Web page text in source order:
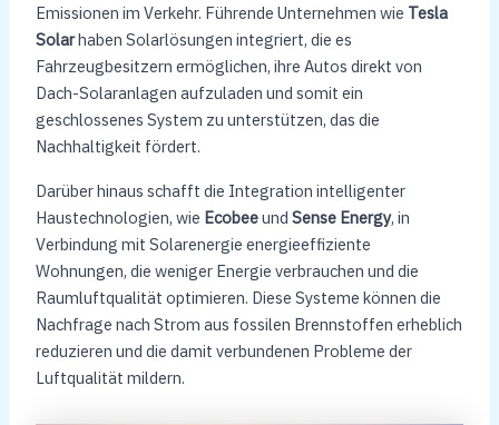
Emissionen im Verkehr. Führende Unternehmen wie Tesla
Solarhaben Solarlösungen integriert, die es
Fahrzeugbesitzern ermöglichen, ihre Autos direkt von
Dach-Solaranlagen aufzuladen und somit ein
geschlossenes System zu unterstützen, das die
Nachhaltigkeit fördert.
Darüber hinaus schafft die Integration intelligenter
Haustechnologien, wie Ecobeeund Sense Energy, in
Verbindung mit Solarenergie energieeffiziente
Wohnungen, die weniger Energie verbrauchen und die
Raumluftqualität optimieren. Diese Systeme können die
Nachfrage nach Strom aus fossilen Brennstoffen erheblich
reduzieren und die damit verbundenen Probleme der
Luftqualität mildern.